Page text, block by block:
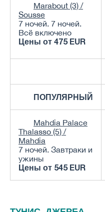
Marabout (3) /
Sousse
7 ночей. 7 ночей.
Всё включено
Цены от 475 EUR
ПОПУЛЯРНЫЙ
Mahdia Palace
Thalasso (5) /
Mahdia
7 ночей. Завтраки и
ужины
Цены от 545 EUR